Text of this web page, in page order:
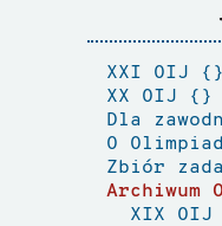
XXI OIJ
XX OIJ
Dla
O
Zbiór
Archiwum
XIX OIJ